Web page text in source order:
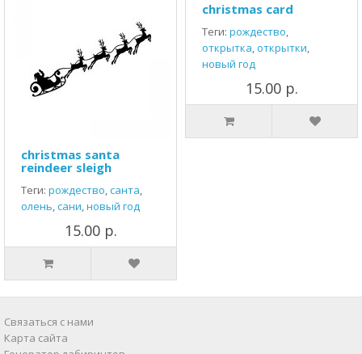
christmas santa
reindeer sleigh
Теги: рождество,санта,
олень,сани,новый год
15.00 р.
christmas card
Теги: рождество,
открытка,открытки,
новый год
15.00 р.
Связаться с нами
Карта сайта